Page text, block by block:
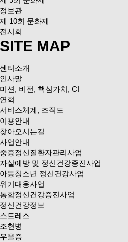
정보관
제 10회 문화제
전시회
SITE MAP
센터소개
인사말
미션, 비전, 핵심가치, CI
연혁
서비스체계, 조직도
이용안내
찾아오시는길
사업안내
중증정신질환자관리사업
자살예방 및 정신건강증진사업
아동청소년 정신건강사업
위기대응사업
통합정신건강증진사업
정신건강정보
스트레스
조현병
우울증